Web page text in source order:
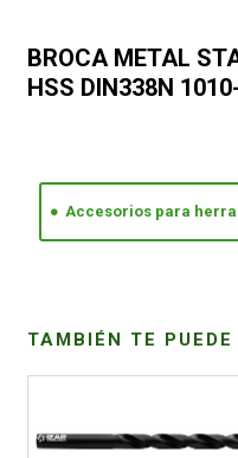
BROCA METAL
HSS DIN338N
Accesorios para
TAMBIÉN TE